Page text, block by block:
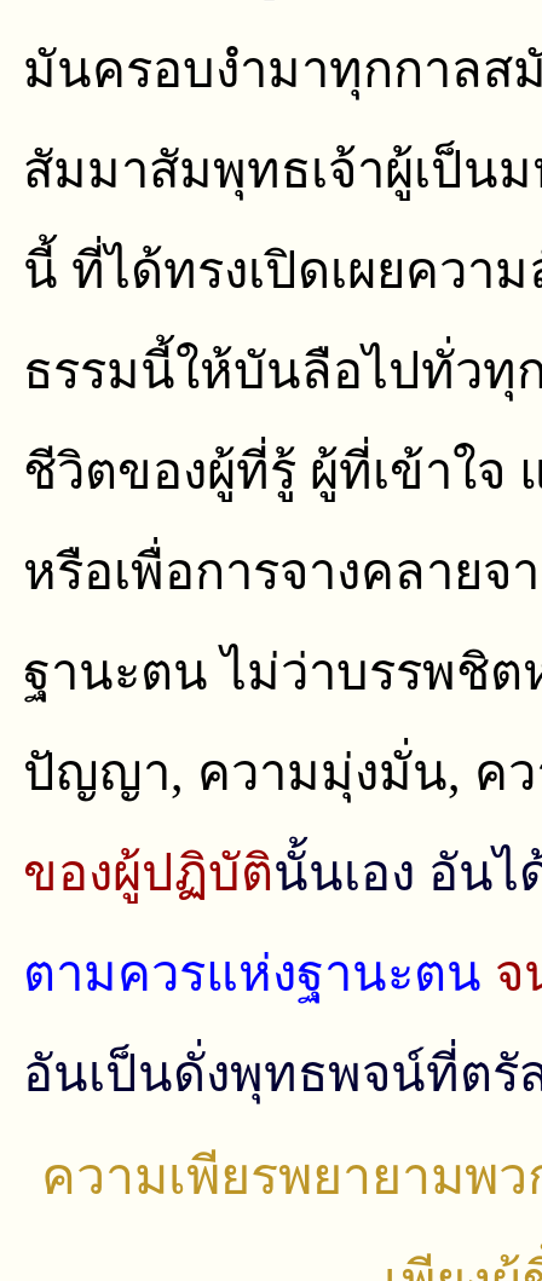
มันครอบงํามาทุกกาลส
สัมมาสัมพุทธเจ้าผู้เป็น
นี้ ที่ได้ทรงเปิดเผยควา
ธรรมนี้ให้บันลือไปทั่วทุ
ชีวิตของผู้ที่รู้ ผู้ที่เข้าใ
หรือเพื่อการจางคลาย
ฐานะตน ไม่ว่าบรรพชิต
ปัญญา, ความมุ่งมั่น, คว
ของผู้ปฏิบัตินั้นเอง อัน
ตามควรแห่งฐานะตน จ
อันเป็นดั่งพุทธพจน์ที่ตรั
ความเพียรพยายามพ